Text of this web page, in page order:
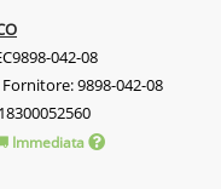
042-08
9898-042-08
Immediata